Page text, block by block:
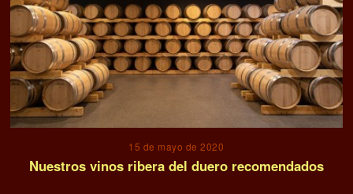
15 de mayo de 2020
Nuestros vinos ribera del duero recomendados